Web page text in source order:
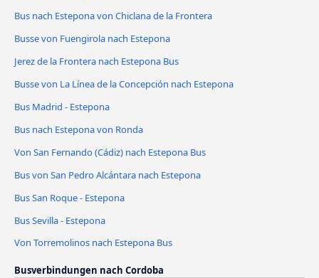
Bus nach Estepona von Chiclana de la Frontera
Busse von Fuengirola nach Estepona
Jerez de la Frontera nach Estepona Bus
Busse von La Línea de la Concepción nach Estepona
Bus Madrid - Estepona
Bus nach Estepona von Ronda
Von San Fernando (Cádiz) nach Estepona Bus
Bus von San Pedro Alcántara nach Estepona
Bus San Roque - Estepona
Bus Sevilla - Estepona
Von Torremolinos nach Estepona Bus
Busverbindungen nach Cordoba